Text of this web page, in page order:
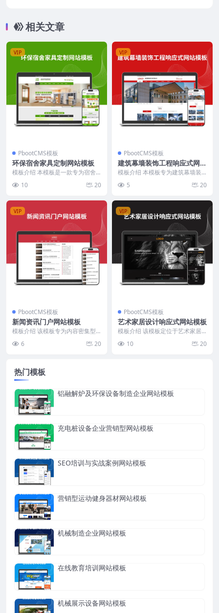
相关文章
VIP
PbootCMS模板
环保宿舍家具定制网站模板
模板介绍 本模板是一款专为宿舍
板，适用于展示产品、...
10 20
VIP
PbootCMS模板
建筑幕墙装饰工程响应式网站
模板
模板介绍 本模板专为建筑幕墙装
程实力与服务流程。首...
5 20
VIP
PbootCMS模板
新闻资讯门户网站模板
模板介绍 该模板专为内容密集型
绕内容展示与高效信息...
6 20
VIP
PbootCMS模板
艺术家居设计响应式网站模板
模板介绍 该模板定位于艺术家居
核心设计理念，视觉重...
10 20
热门模板
铝融解炉及环保设备制造企业网站模板
充电桩设备企业营销型网站模板
SEO培训与实战案例网站模板
营销型运动健身器材网站模板
机械制造企业网站模板
在线教育培训网站模板
机械展示设备网站模板